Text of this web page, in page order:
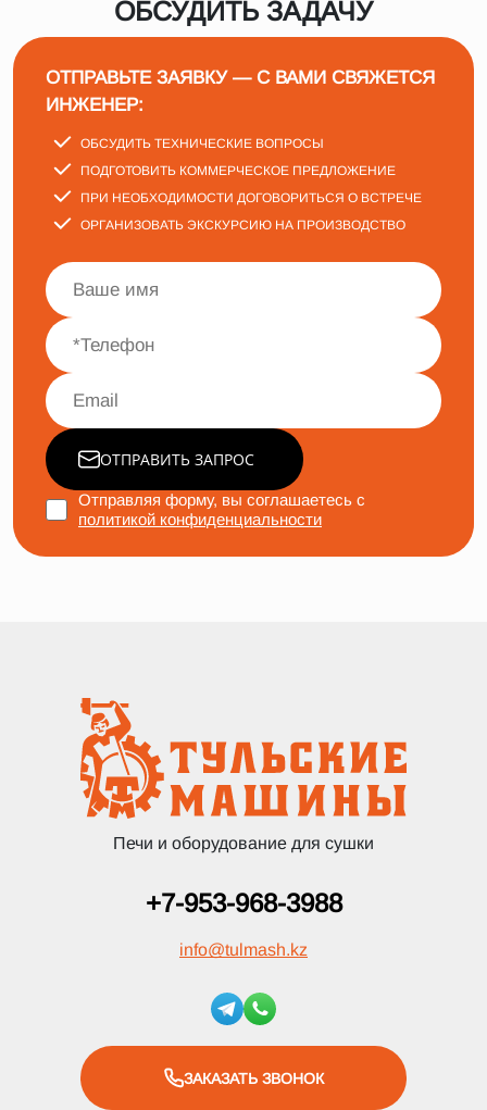
ОБСУДИТЬ ЗАДАЧУ
ОТПРАВЬТЕ ЗАЯВКУ — С ВАМИ СВЯЖЕТСЯ
ИНЖЕНЕР:
ОБСУДИТЬ ТЕХНИЧЕСКИЕ ВОПРОСЫ
ПОДГОТОВИТЬ КОММЕРЧЕСКОЕ ПРЕДЛОЖЕНИЕ
ПРИ НЕОБХОДИМОСТИ ДОГОВОРИТЬСЯ О ВСТРЕЧЕ
ОРГАНИЗОВАТЬ ЭКСКУРСИЮ НА ПРОИЗВОДСТВО
ОТПРАВИТЬ ЗАПРОС
Отправляя форму, вы соглашаетесь с
политикой конфиденциальности
Печи и оборудование для сушки
+7-953-968-3988
info@tulmash.kz
ЗАКАЗАТЬ ЗВОНОК